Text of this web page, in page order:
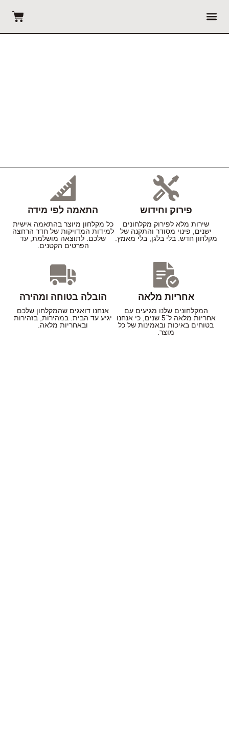
פירוק וחידוש
שירות מלא לפירוק מקלחונים
ישנים, פינוי מסודר והתקנה של
מקלחון חדש. בלי בלגן, בלי מאמץ.
התאמה לפי מידה
כל מקלחון מיוצר בהתאמה אישית
למידות המדויקות של חדר הרחצה
שלכם. לתוצאה מושלמת, עד
הפרטים הקטנים.
אחריות מלאה
המקלחונים שלנו מגיעים עם
אחריות מלאה ל־5 שנים, כי אנחנו
בטוחים באיכות ובאמינות של כל
מוצר.
הובלה בטוחה ומהירה
אנחנו דואגים שהמקלחון שלכם
יגיע עד הבית. במהירות, בזהירות
ובאחריות מלאה.